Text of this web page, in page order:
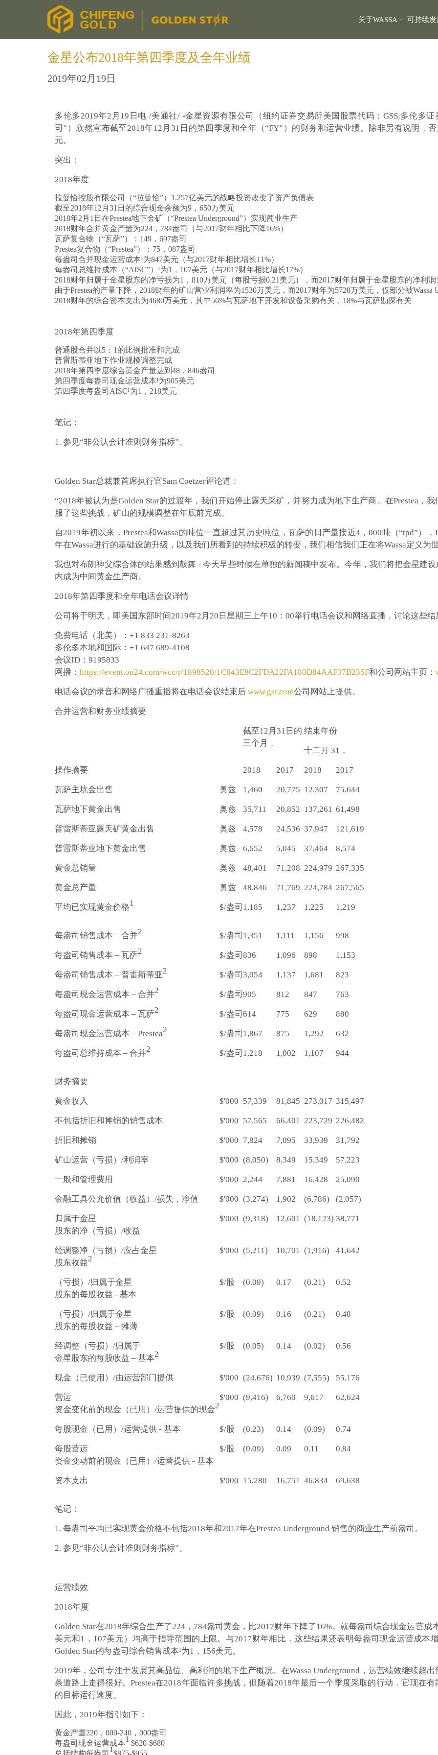
关于WASSA 可持续发
金星公布2018年第四季度及全年业绩
2019年02月19日
多伦多2019年2月19日电 /美通社/ -金星资源有限公司（纽约证券交易所美国股票代码：GSS;多伦多证
司”）欣然宣布截至2018年12月31日的第四季度和全年（“FY”）的财务和运营业绩。除非另有说明，
元。
突出：
2018年度
拉曼恰控股有限公司（“拉曼恰”）1.257亿美元的战略投资改变了资产负债表
截至2018年12月31日的综合现金余额为9，650万美元
2018年2月1日在Prestea地下金矿（“Prestea Underground”）实现商业生产
2018财年合并黄金产量为224，784盎司（与2017财年相比下降16%）
瓦萨复合物（“瓦萨”）：149，697盎司
Prestea复合物（“Prestea”）：75，087盎司
每盎司合并现金运营成本¹为847美元（与2017财年相比增长11%）
每盎司总维持成本（“AISC”）¹为1，107美元（与2017财年相比增长17%）
2018财年归属于金星股东的净亏损为1，810万美元（每股亏损0.21美元），而2017财年归属于金星股东的净利润
由于Prestea的产量下降，2018财年的矿山营业利润率为1530万美元，而2017财年为5720万美元，仅部分被Wassa
2018财年的综合资本支出为4680万美元，其中56%与瓦萨地下开发和设备采购有关，18%与瓦萨勘探有关
2018年第四季度
普通股合并以5：1的比例批准和完成
普雷斯蒂亚地下作业规模调整完成
2018年第四季度综合黄金产量达到48，846盎司
第四季度每盎司现金运营成本¹为905美元
第四季度每盎司AISC¹为1，218美元
笔记：
1. 参见“非公认会计准则财务指标”。
Golden Star总裁兼首席执行官Sam Coetzer评论道：
“2018年被认为是Golden Star的过渡年，我们开始停止露天采矿，并努力成为地下生产商。在Prestea，
服了这些挑战，矿山的规模调整在年底前完成。
自2019年初以来，Prestea和Wassa的吨位一直超过其历史吨位，瓦萨的日产量接近4，000吨（“tpd”）
年在Wassa进行的基础设施升级，以及我们所看到的持续积极的转变，我们相信我们正在将Wassa定义为
我也对布朗神父综合体的结果感到鼓舞 - 今天早些时候在单独的新闻稿中发布。今年，我们将把金星建
内成为中间黄金生产商。
2018年第四季度和全年电话会议详情
公司将于明天，即美国东部时间2019年2月20日星期三上午10：00举行电话会议和网络直播，讨论这些结
免费电话（北美）：+1 833 231-8263
多伦多本地和国际：+1 647 689-4108
会议ID： 9195833
网播： https://event.on24.com/wcc/r/1898520/1C843E8C2FDA22FA180D84AAF37B235F和公司网站主页：
电话会议的录音和网络广播重播将在电话会议结束后 www.gsr.com公司网站上提供。
合并运营和财务业绩摘要
截至12月31日的
三个月，
结束年份
十二月 31，
操作摘要 2018 2017 2018 2017
瓦萨主坑金出售 奥兹 1,460 20,775 12,307 75,644
瓦萨地下黄金出售 奥兹 35,711 20,852 137,261 61,498
普雷斯蒂亚露天矿黄金出售 奥兹 4,578 24,536 37,947 121,619
普雷斯蒂亚地下黄金出售 奥兹 6,652 5,045 37,464 8,574
黄金总销量 奥兹 48,401 71,208 224,979 267,335
黄金总产量 奥兹 48,846 71,769 224,784 267,565
平均已实现黄金价格1 $/盎司 1,185 1,237 1,225 1,219
每盎司销售成本 – 合并2 $/盎司 1,351 1,111 1,156 998
每盎司销售成本 – 瓦萨2 $/盎司 836 1,096 898 1,153
每盎司销售成本 – 普雷斯蒂亚2 $/盎司 3,054 1,137 1,681 823
每盎司现金运营成本 – 合并2 $/盎司 905 812 847 763
每盎司现金运营成本 – 瓦萨2 $/盎司 614 775 629 880
每盎司现金运营成本 – Prestea2 $/盎司 1,867 875 1,292 632
每盎司总维持成本 – 合并2 $/盎司 1,218 1,002 1,107 944
财务摘要
黄金收入 $'000 57,339 81,845 273,017 315,497
不包括折旧和摊销的销售成本 $'000 57,565 66,401 223,729 226,482
折旧和摊销 $'000 7,824 7,095 33,939 31,792
矿山运营（亏损）/利润率 $'000 (8,050) 8,349 15,349 57,223
一般和管理费用 $'000 2,244 7,881 16,428 25,090
金融工具公允价值（收益）/损失，净值 $'000 (3,274) 1,902 (6,786) (2,057)
归属于金星
股东的净（亏损）/收益
$'000 (9,318) 12,601 (18,123) 38,771
经调整净（亏损）/应占金星
股东收益2
$'000 (5,211) 10,701 (1,916) 41,642
（亏损）/归属于金星
股东的每股收益 - 基本
$/股 (0.09) 0.17 (0.21) 0.52
（亏损）/归属于金星
股东的每股收益 – 摊薄
$/股 (0.09) 0.16 (0.21) 0.48
经调整（亏损）/归属于
金星股东的每股收益 – 基本2
$/股 (0.05) 0.14 (0.02) 0.56
现金（已使用）/由运营部门提供 $'000 (24,676) 10,939 (7,555) 55,176
营运
资金变化前的现金（已用）/运营提供的现金2
$'000 (9,416) 6,760 9,617 62,624
每股现金（已用）/运营提供 - 基本 $/股 (0.23) 0.14 (0.09) 0.74
每股营运
资金变动前的现金（已用）/运营提供 - 基本
$/股 (0.09) 0.09 0.11 0.84
资本支出 $'000 15,280 16,751 46,834 69,638
笔记：
1. 每盎司平均已实现黄金价格不包括2018年和2017年在Prestea Underground 销售的商业生产前盎司。
2. 参见“非公认会计准则财务指标”。
运营绩效
2018年度
Golden Star在2018年综合生产了224，784盎司黄金，比2017财年下降了16%。就每盎司综合现金运营成
美元和1，107美元）均高于指导范围的上限。与2017财年相比，这些结果还表明每盎司现金运营成本
Golden Star的每盎司综合销售成本¹为1，156美元。
2019年，公司专注于发展其高品位、高利润的地下生产概况。在Wassa Underground，运营绩效继续超
条道路上走得很好。Prestea在2018年面临许多挑战，但随着2018年最后一个季度采取的行动，它现在有
的目标运行速度。
因此，2019年指引如下：
黄金产量220，000-240，000盎司
每盎司现金运营成本1 $620-$680
总括结构每盎司 1$875-$955